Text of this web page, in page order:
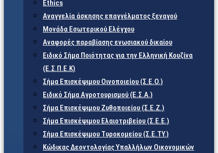
Ethics
Αναγγελία άσκησης επαγγέλματος ξεναγού
Μονάδα Εσωτερικού Ελέγχου
Αναφορές παραβίασης ενωσιακού δικαίου
Ειδικό Σήμα Ποιότητας για την Ελληνική Κουζίνα
(Ε.Σ.Π.Ε.Κ)
Σήμα Επισκέψιμου Οινοποιείου (Σ.Ε.Ο.)
Ειδικό Σήμα Αγροτουρισμού (Ε.Σ.Α.)
Σήμα Επισκέψιμου Ζυθοποιείου (Σ.Ε.Ζ.)
Σήμα Επισκέψιμου Ελαιοτριβείου (Σ.Ε.Ε.)
Σήμα Επισκέψιμου Τυροκομείου (Σ.Ε.TY.)
Κώδικας Δεοντολογίας Υπαλλήλων Οικονομικών